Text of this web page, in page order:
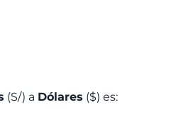
(S/) a Dólares ($) es: